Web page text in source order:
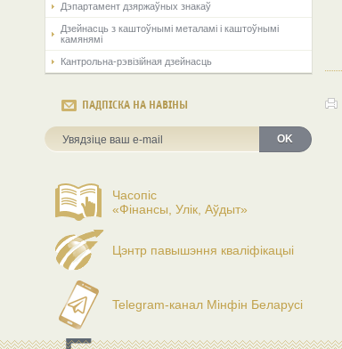
Дэпартамент дзяржаўных знакаў
Дзейнасць з каштоўнымі металамі і каштоўнымі
камянямі
Кантрольна-рэвізійная дзейнасць
ПАДПІСКА НА НАВІНЫ
OK
Часопіс
«Фінансы, Улік, Аўдыт»
Цэнтр павышэння кваліфікацыі
Telegram-канал Мінфін Беларусі